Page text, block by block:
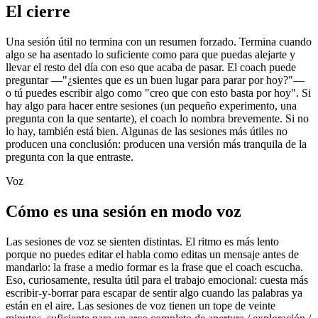
El cierre
Una sesión útil no termina con un resumen forzado. Termina cuando
algo se ha asentado lo suficiente como para que puedas alejarte y
llevar el resto del día con eso que acaba de pasar. El coach puede
preguntar —"¿sientes que es un buen lugar para parar por hoy?"—
o tú puedes escribir algo como "creo que con esto basta por hoy". Si
hay algo para hacer entre sesiones (un pequeño experimento, una
pregunta con la que sentarte), el coach lo nombra brevemente. Si no
lo hay, también está bien. Algunas de las sesiones más útiles no
producen una conclusión: producen una versión más tranquila de la
pregunta con la que entraste.
Voz
Cómo es una sesión en modo voz
Las sesiones de voz se sienten distintas. El ritmo es más lento
porque no puedes editar el habla como editas un mensaje antes de
mandarlo: la frase a medio formar es la frase que el coach escucha.
Eso, curiosamente, resulta útil para el trabajo emocional: cuesta más
escribir-y-borrar para escapar de sentir algo cuando las palabras ya
están en el aire. Las sesiones de voz tienen un tope de veinte